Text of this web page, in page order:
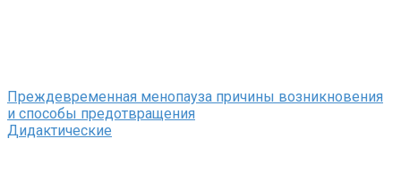
Преждевременная менопауза причины возникновения
и способы предотвращения
Дидактические